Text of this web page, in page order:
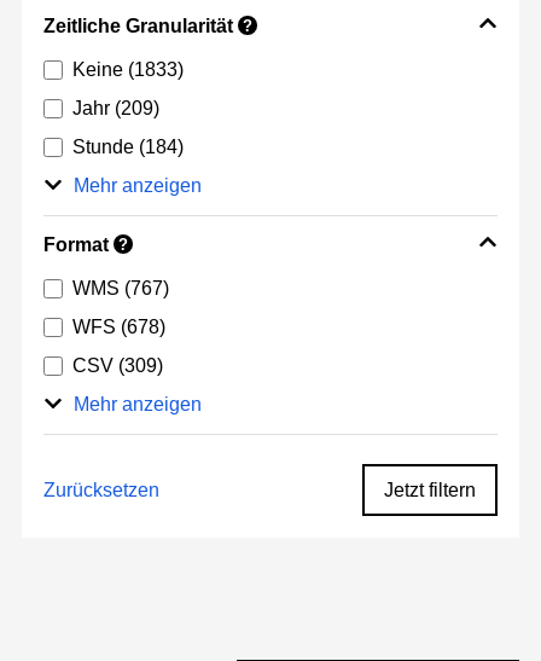
Zeitliche Granularität ?
Keine (1833)
Jahr (209)
Stunde (184)
Mehr anzeigen
Format ?
WMS (767)
WFS (678)
CSV (309)
Mehr anzeigen
Zurücksetzen Jetzt filtern